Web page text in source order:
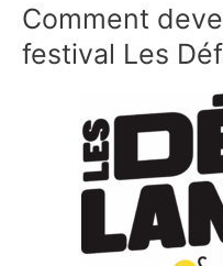
Comment
festival Les